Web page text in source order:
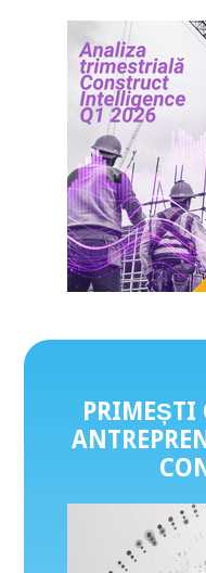
PRIMEȘTI